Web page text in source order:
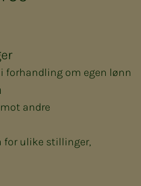
forhandling om egen lønn
andre
for ulike stillinger,